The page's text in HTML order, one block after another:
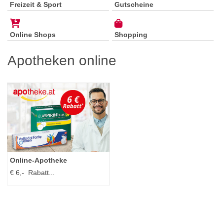
Freizeit & Sport Gutscheine
Online Shops Shopping
Apotheken online
Online‑Apotheke
€ 6,- Rabatt...